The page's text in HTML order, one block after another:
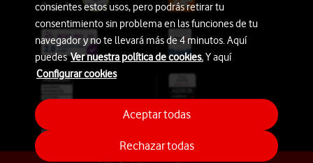
consientes estos usos, pero podrás retirar tu
consentimiento sin problema en las funciones de tu
navegador y no te llevará más de 4 minutos. Aquí
puedesVer nuestra política de cookies.Y aquí
Configurar cookies
Rechazar todas
Aceptar todas